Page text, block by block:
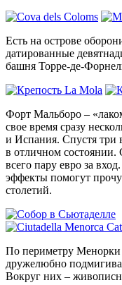
Есть на острове
датированные
башня Торре-де-
Форт Мальборо –
свое время сразу
и Испания. Спустя три
в отличном состоянии.
всего пару евро за
эффекты помогут
столетий.
По периметру Менорки
дружелюбно
Вокруг них –